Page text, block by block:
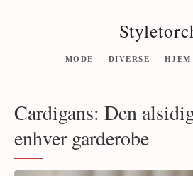
MODE DIVERSE HJEM
Cardigans: Den
enhver garderobe